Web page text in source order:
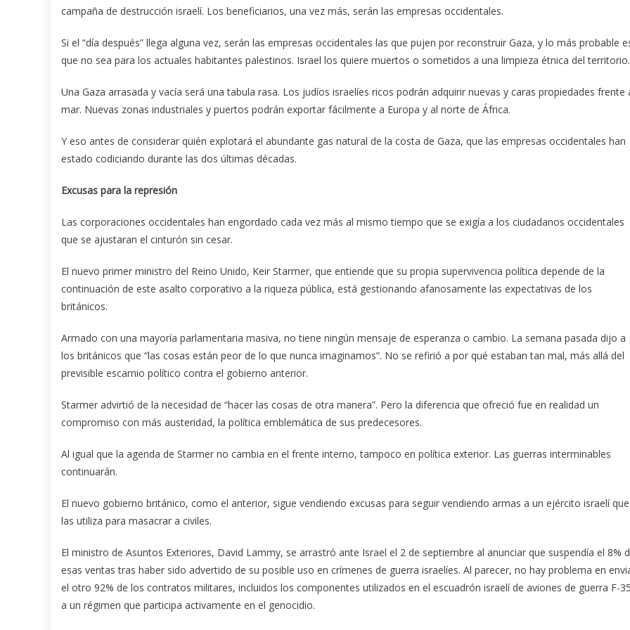
campaña de destrucción israelí. Los beneficiarios, una vez más, serán las empresas occidentales.
Si el “día después” llega alguna vez, serán las empresas occidentales las que pujen por reconstruir Gaza, y lo más probable
que no sea para los actuales habitantes palestinos. Israel los quiere muertos o sometidos a una limpieza étnica del territorio.
Una Gaza arrasada y vacía será una tabula rasa. Los judíos israelíes ricos podrán adquirir nuevas y caras propiedades frente
mar. Nuevas zonas industriales y puertos podrán exportar fácilmente a Europa y al norte de África.
Y eso antes de considerar quién explotará el abundante gas natural de la costa de Gaza, que las empresas occidentales han
estado codiciando durante las dos últimas décadas.
Excusas para la represión
Las corporaciones occidentales han engordado cada vez más al mismo tiempo que se exigía a los ciudadanos occidentales
que se ajustaran el cinturón sin cesar.
El nuevo primer ministro del Reino Unido, Keir Starmer, que entiende que su propia supervivencia política depende de la
continuación de este asalto corporativo a la riqueza pública, está gestionando afanosamente las expectativas de los
británicos.
Armado con una mayoría parlamentaria masiva, no tiene ningún mensaje de esperanza o cambio. La semana pasada dijo a
los británicos que “las cosas están peor de lo que nunca imaginamos”. No se refirió a por qué estaban tan mal, más allá del
previsible escarnio político contra el gobierno anterior.
Starmer advirtió de la necesidad de “hacer las cosas de otra manera”. Pero la diferencia que ofreció fue en realidad un
compromiso con más austeridad, la política emblemática de sus predecesores.
Al igual que la agenda de Starmer no cambia en el frente interno, tampoco en política exterior. Las guerras interminables
continuarán.
El nuevo gobierno británico, como el anterior, sigue vendiendo excusas para seguir vendiendo armas a un ejército israelí que
las utiliza para masacrar a civiles.
El ministro de Asuntos Exteriores, David Lammy, se arrastró ante Israel el 2 de septiembre al anunciar que suspendía el 8%
esas ventas tras haber sido advertido de su posible uso en crímenes de guerra israelíes. Al parecer, no hay problema en
el otro 92% de los contratos militares, incluidos los componentes utilizados en el escuadrón israelí de aviones de guerra F-
a un régimen que participa activamente en el genocidio.